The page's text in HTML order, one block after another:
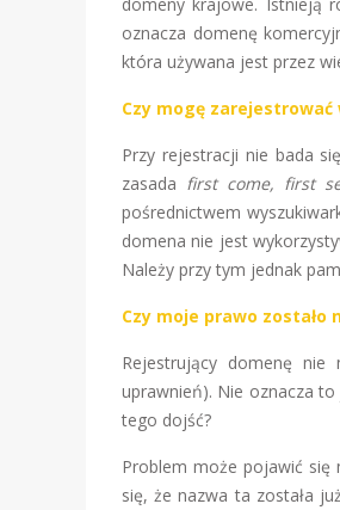
oznacza domenę
która używana jest przez
Czy mogę zarejestrować
Przy rejestracji nie bada
zasada first come, first
pośrednictwem
domena nie jest
Należy przy tym jednak
Czy moje prawo zostało
Rejestrujący domenę nie
uprawnień). Nie oznacza
tego dojść?
Problem może pojawić się
się, że nazwa ta została